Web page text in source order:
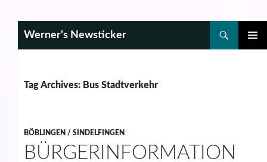
Werner's Newsticker
Tag Archives: Bus Stadtverkehr
BÖBLINGEN / SINDELFINGEN
BÜRGERINFORMATION